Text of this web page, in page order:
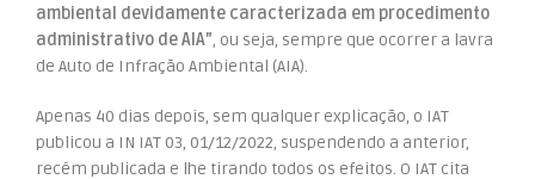
ambiental devidamente caracterizada em procedimento
administrativo de AIA”, ou seja, sempre que ocorrer a lavra
de Auto de Infração Ambiental (AIA).
Apenas 40 dias depois, sem qualquer explicação, o IAT
publicou a IN IAT 03, 01/12/2022, suspendendo a anterior,
recém publicada e lhe tirando todos os efeitos. O IAT cita